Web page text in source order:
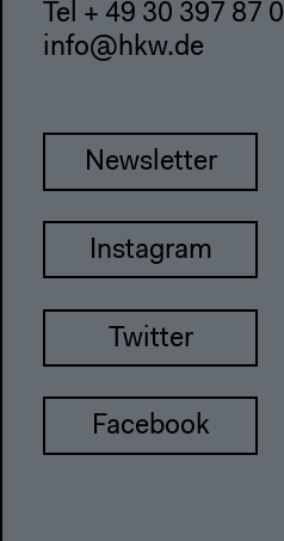
Tel + 49 30 397 87 0
info@hkw.de
Newsletter
Instagram
Twitter
Facebook